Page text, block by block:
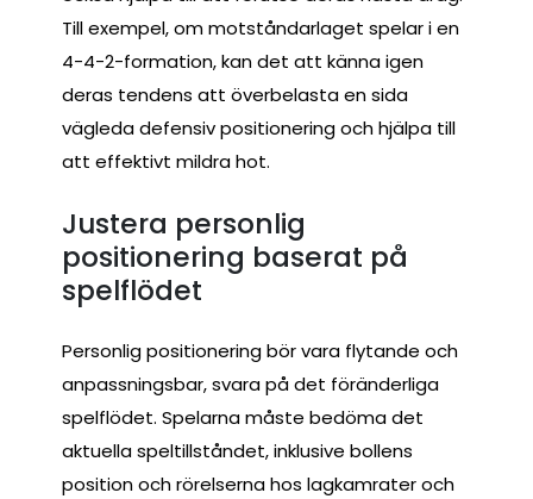
Till exempel, om motståndarlaget spelar i en
4-4-2-formation, kan det att känna igen
deras tendens att överbelasta en sida
vägleda defensiv positionering och hjälpa till
att effektivt mildra hot.
Justera personlig
positionering baserat på
spelflödet
Personlig positionering bör vara flytande och
anpassningsbar, svara på det föränderliga
spelflödet. Spelarna måste bedöma det
aktuella speltillståndet, inklusive bollens
position och rörelserna hos lagkamrater och